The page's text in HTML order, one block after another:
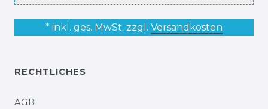
* inkl. ges. MwSt. zzgl. Versandkosten
RECHTLICHES
AGB